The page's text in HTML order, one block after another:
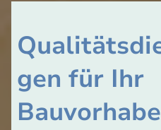
gen für Ihr